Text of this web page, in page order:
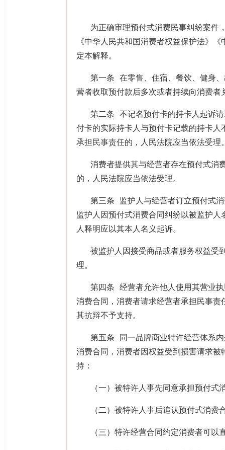
为正确审理预付式消费民事纠纷案件
《中华人民共和国消费者权益保护法》
定本解释。
第一条 在零售、住宿、餐饮、健身
营者收取预付款后多次或者持续向消费
第二条 不记名预付卡的持卡人起诉
付卡的实际持卡人与预付卡记载的持卡
承担民事责任的，人民法院应当依法受理
消费者提供其与经营者存在预付式消
的，人民法院应当依法受理。
第三条 监护人与经营者订立预付式
监护人因预付式消费合同纠纷以被监护
人释明应以其本人名义起诉。
被监护人因接受商品或者服务权益受
理。
第四条 经营者允许他人使用其营业
消费合同，消费者请求经营者承担民事
其抗辩不予支持。
第五条 同一品牌商业特许经营体系
消费合同，消费者因权益受到损害请求
持：
（一）被特许人事先同意承担预付式
（二）被特许人事后追认预付式消费
（三）特许经营合同约定消费者可